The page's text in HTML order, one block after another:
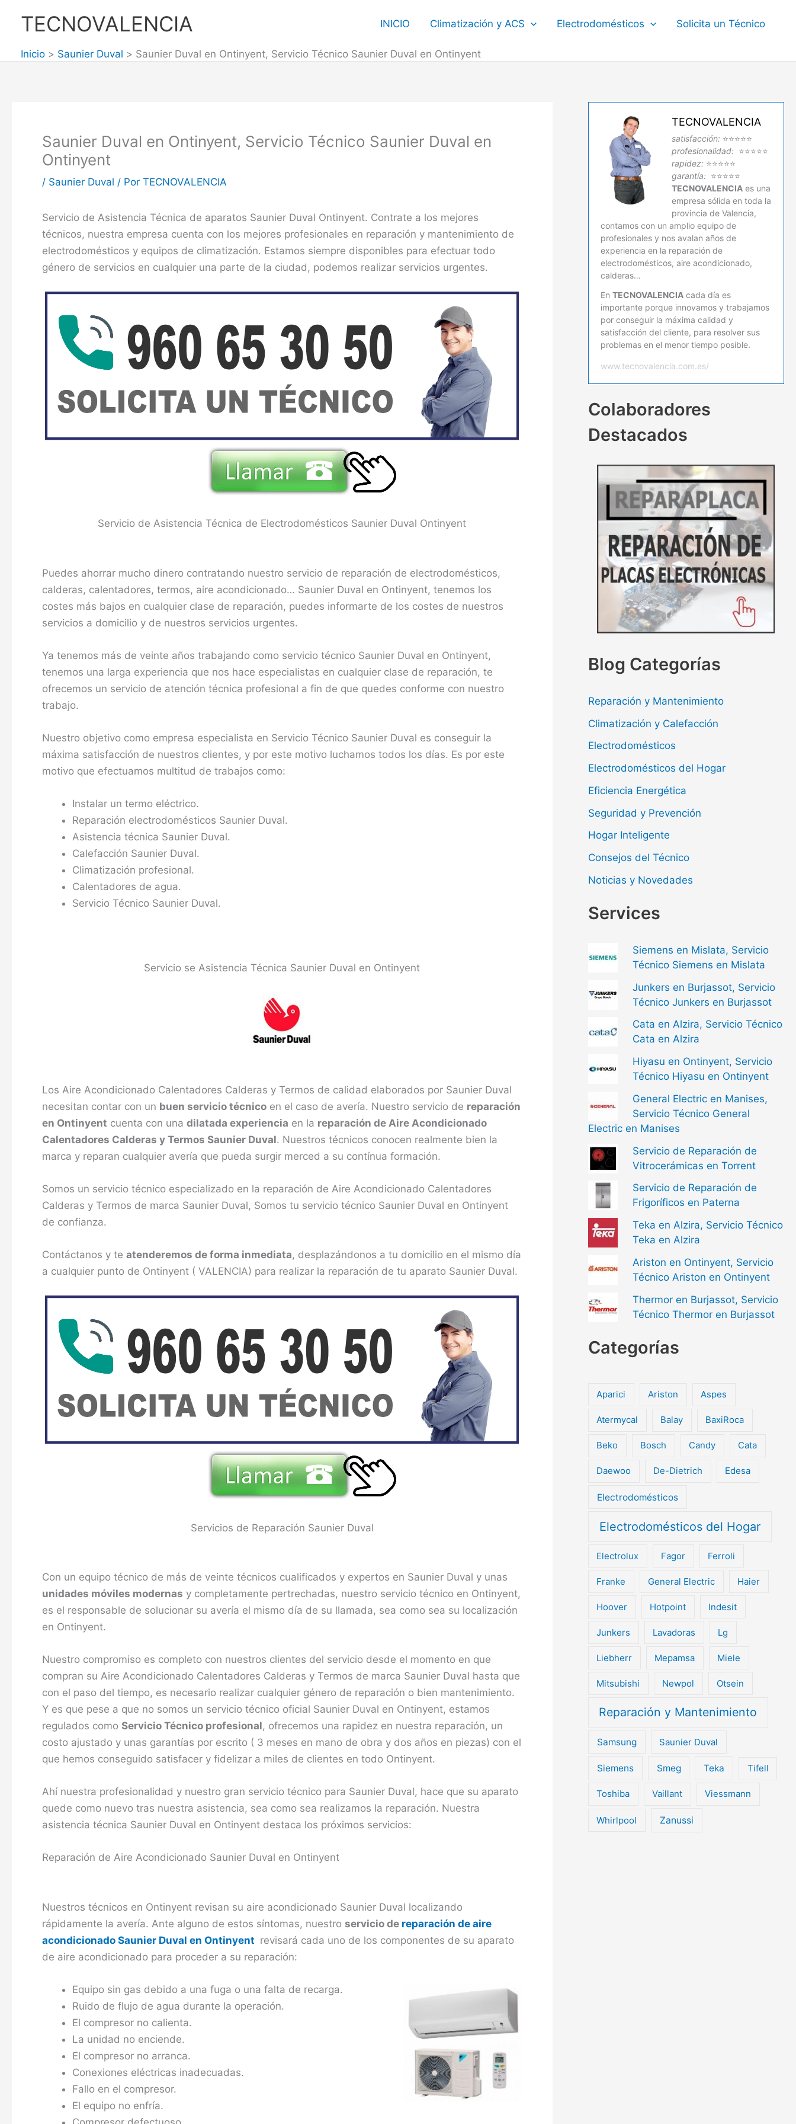
TECNOVALENCIA INICIO Climatización y ACS Electrodomésticos Solicita un Técnico
Inicio Saunier Duval Saunier Duval en Ontinyent, Servicio Técnico Saunier Duval en Ontinyent
Saunier Duval en Ontinyent, Servicio Técnico Saunier Duval en
Ontinyent
/ Saunier Duval / Por TECNOVALENCIA
Servicio de Asistencia Técnica de aparatos Saunier Duval Ontinyent. Contrate a los mejores
técnicos, nuestra empresa cuenta con los mejores profesionales en reparación y mantenimiento de
electrodomésticos y equipos de climatización. Estamos siempre disponibles para efectuar todo
género de servicios en cualquier una parte de la ciudad, podemos realizar servicios urgentes.
Servicio de Asistencia Técnica de Electrodomésticos Saunier Duval Ontinyent
Puedes ahorrar mucho dinero contratando nuestro servicio de reparación de electrodomésticos,
calderas, calentadores, termos, aire acondicionado… Saunier Duval en Ontinyent, tenemos los
costes más bajos en cualquier clase de reparación, puedes informarte de los costes de nuestros
servicios a domicilio y de nuestros servicios urgentes.
Ya tenemos más de veinte años trabajando como servicio técnico Saunier Duval en Ontinyent,
tenemos una larga experiencia que nos hace especialistas en cualquier clase de reparación, te
ofrecemos un servicio de atención técnica profesional a fin de que quedes conforme con nuestro
trabajo.
Nuestro objetivo como empresa especialista en Servicio Técnico Saunier Duval es conseguir la
máxima satisfacción de nuestros clientes, y por este motivo luchamos todos los días. Es por este
motivo que efectuamos multitud de trabajos como:
Instalar un termo eléctrico.
Reparación electrodomésticos Saunier Duval.
Asistencia técnica Saunier Duval.
Calefacción Saunier Duval.
Climatización profesional.
Calentadores de agua.
Servicio Técnico Saunier Duval.
Servicio se Asistencia Técnica Saunier Duval en Ontinyent
Los Aire Acondicionado Calentadores Calderas y Termos de calidad elaborados por Saunier Duval
necesitan contar con un buen servicio técnico en el caso de avería. Nuestro servicio de reparación
en Ontinyent cuenta con una dilatada experiencia en la reparación de Aire Acondicionado
Calentadores Calderas y Termos Saunier Duval. Nuestros técnicos conocen realmente bien la
marca y reparan cualquier avería que pueda surgir merced a su contínua formación.
Somos un servicio técnico especializado en la reparación de Aire Acondicionado Calentadores
Calderas y Termos de marca Saunier Duval, Somos tu servicio técnico Saunier Duval en Ontinyent
de confianza.
Contáctanos y te atenderemos de forma inmediata, desplazándonos a tu domicilio en el mismo día
a cualquier punto de Ontinyent ( VALENCIA) para realizar la reparación de tu aparato Saunier Duval.
Servicios de Reparación Saunier Duval
Con un equipo técnico de más de veinte técnicos cualificados y expertos en Saunier Duval y unas
unidades móviles modernas y completamente pertrechadas, nuestro servicio técnico en Ontinyent,
es el responsable de solucionar su avería el mismo día de su llamada, sea como sea su localización
en Ontinyent.
Nuestro compromiso es completo con nuestros clientes del servicio desde el momento en que
compran su Aire Acondicionado Calentadores Calderas y Termos de marca Saunier Duval hasta que
con el paso del tiempo, es necesario realizar cualquier género de reparación o bien mantenimiento.
Y es que pese a que no somos un servicio técnico oficial Saunier Duval en Ontinyent, estamos
regulados como Servicio Técnico profesional, ofrecemos una rapidez en nuestra reparación, un
costo ajustado y unas garantías por escrito ( 3 meses en mano de obra y dos años en piezas) con el
que hemos conseguido satisfacer y fidelizar a miles de clientes en todo Ontinyent.
Ahí nuestra profesionalidad y nuestro gran servicio técnico para Saunier Duval, hace que su aparato
quede como nuevo tras nuestra asistencia, sea como sea realizamos la reparación. Nuestra
asistencia técnica Saunier Duval en Ontinyent destaca los próximos servicios:
Reparación de Aire Acondicionado Saunier Duval en Ontinyent
Nuestros técnicos en Ontinyent revisan su aire acondicionado Saunier Duval localizando
rápidamente la avería. Ante alguno de estos síntomas, nuestro servicio de reparación de aire
acondicionado Saunier Duval en Ontinyent revisará cada uno de los componentes de su aparato
de aire acondicionado para proceder a su reparación:
Equipo sin gas debido a una fuga o una falta de recarga.
Ruido de flujo de agua durante la operación.
El compresor no calienta.
La unidad no enciende.
El compresor no arranca.
Conexiones eléctricas inadecuadas.
Fallo en el compresor.
El equipo no enfría.
TECNOVALENCIA
satisfacción: ⭐⭐⭐⭐⭐
profesionalidad: ⭐⭐⭐⭐⭐
rapidez: ⭐⭐⭐⭐⭐
garantía: ⭐⭐⭐⭐⭐
TECNOVALENCIAes una
empresa sólida en toda la
provincia de Valencia,
contamos con un amplio equipo de
profesionales y nos avalan años de
experiencia en la reparación de
electrodomésticos, aire acondicionado,
calderas…
En TECNOVALENCIAcada día es
importante porque innovamos y trabajamos
por conseguir la máxima calidad y
satisfacción del cliente, para resolver sus
problemas en el menor tiempo posible.
www.tecnovalencia.com.es/
Colaboradores
Destacados
Blog Categorías
Reparación y Mantenimiento
Climatización y Calefacción
Electrodomésticos
Electrodomésticos del Hogar
Eficiencia Energética
Seguridad y Prevención
Hogar Inteligente
Consejos del Técnico
Noticias y Novedades
Services
Siemens en Mislata, Servicio
Técnico Siemens en Mislata
Junkers en Burjassot, Servicio
Técnico Junkers en Burjassot
Cata en Alzira, Servicio Técnico
Cata en Alzira
Hiyasu en Ontinyent, Servicio
Técnico Hiyasu en Ontinyent
General Electric en Manises,
Servicio Técnico General
Electric en Manises
Servicio de Reparación de
Vitrocerámicas en Torrent
Servicio de Reparación de
Frigoríficos en Paterna
Teka en Alzira, Servicio Técnico
Teka en Alzira
Ariston en Ontinyent, Servicio
Técnico Ariston en Ontinyent
Thermor en Burjassot, Servicio
Técnico Thermor en Burjassot
Categorías
Aparici Ariston Aspes
Atermycal Balay BaxiRoca
Beko Bosch Candy Cata
Daewoo De-Dietrich Edesa
Electrodomésticos
Electrodomésticos del Hogar
Electrolux Fagor Ferroli
Franke General Electric Haier
Hoover Hotpoint Indesit
Junkers Lavadoras Lg
Liebherr Mepamsa Miele
Mitsubishi Newpol Otsein
Reparación y Mantenimiento
Samsung Saunier Duval
Siemens Smeg Teka Tifell
Toshiba Vaillant Viessmann
Whirlpool Zanussi